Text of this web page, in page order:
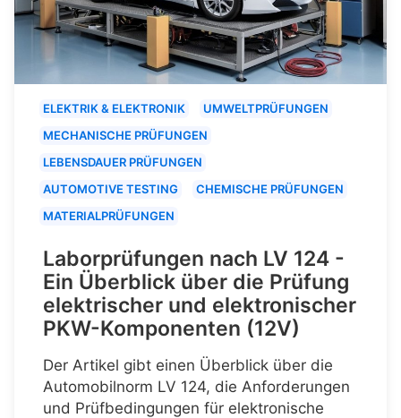
ELEKTRIK & ELEKTRONIK
UMWELTPRÜFUNGEN
MECHANISCHE PRÜFUNGEN
LEBENSDAUER PRÜFUNGEN
AUTOMOTIVE TESTING
CHEMISCHE PRÜFUNGEN
MATERIALPRÜFUNGEN
Laborprüfungen nach LV 124 -
Ein Überblick über die Prüfung
elektrischer und elektronischer
PKW-Komponenten (12V)
Der Artikel gibt einen Überblick über die
Automobilnorm LV 124, die Anforderungen
und Prüfbedingungen für elektronische